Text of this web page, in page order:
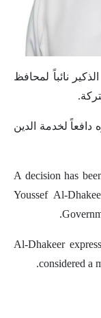
نائباً لمحافظ
دافعاً لخدمة الدين
A decision has
Youssef Al-
Al-Dhakeer
considered a